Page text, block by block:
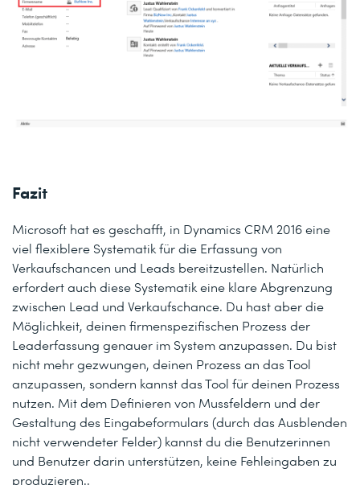
Fazit
Microsoft hat es geschafft, in Dynamics CRM 2016 eine
viel flexiblere Systematik für die Erfassung von
Verkaufschancen und Leads bereitzustellen. Natürlich
erfordert auch diese Systematik eine klare Abgrenzung
zwischen Lead und Verkaufschance. Du hast aber die
Möglichkeit, deinen firmenspezifischen Prozess der
Leaderfassung genauer im System anzupassen. Du bist
nicht mehr gezwungen, deinen Prozess an das Tool
anzupassen, sondern kannst das Tool für deinen Prozess
nutzen. Mit dem Definieren von Mussfeldern und der
Gestaltung des Eingabeformulars (durch das Ausblenden
nicht verwendeter Felder) kannst du die Benutzerinnen
und Benutzer darin unterstützen, keine Fehleingaben zu
produzieren..